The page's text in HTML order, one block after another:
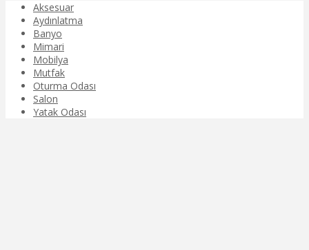
Aksesuar
Aydınlatma
Banyo
Mimari
Mobilya
Mutfak
Oturma Odası
Salon
Yatak Odası